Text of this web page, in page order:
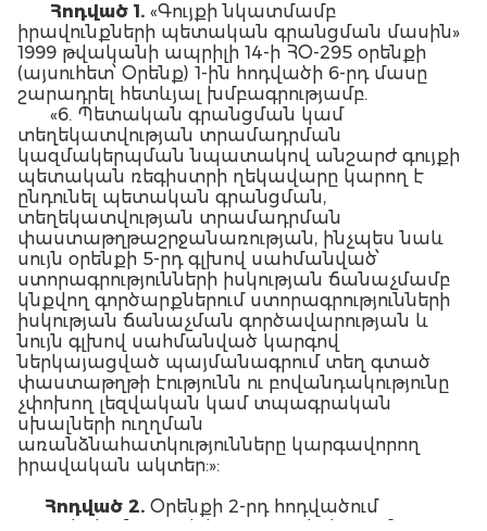
Հոդված 1. «Գույքի նկատմամբ
իրավունքների պետական գրանցման մասին»
1999 թվականի ապրիլի 14-ի ՀՕ-295 օրենքի
(այսուհետ՝ Օրենք) 1-ին հոդվածի 6-րդ մասը
շարադրել հետևյալ խմբագրությամբ.
«6. Պետական գրանցման կամ
տեղեկատվության տրամադրման
կազմակերպման նպատակով անշարժ գույքի
պետական ռեգիստրի ղեկավարը կարող է
ընդունել պետական գրանցման,
տեղեկատվության տրամադրման
փաստաթղթաշրջանառության, ինչպես նաև
սույն օրենքի 5-րդ գլխով սահմանված՝
ստորագրությունների իսկության ճանաչմամբ
կնքվող գործարքներում ստորագրությունների
իսկության ճանաչման գործավարության և
նույն գլխով սահմանված կարգով
ներկայացված պայմանագրում տեղ գտած
փաստաթղթի էությունն ու բովանդակությունը
չփոխող լեզվական կամ տպագրական
սխալների ուղղման
առանձնահատկությունները կարգավորող
իրավական ակտեր:»:
Հոդված 2. Օրենքի 2-րդ հոդվածում